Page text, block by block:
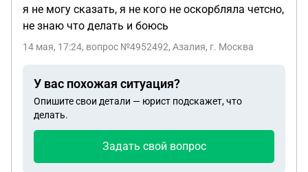
я не могу сказать, я не кого не оскорбляла четсно,
не знаю что делать и боюсь
14 мая, 17:24, вопрос №4952492, Азалия, г. Москва
У вас похожая ситуация?
Опишите свои детали — юрист подскажет, что
делать.
Задать свой вопрос